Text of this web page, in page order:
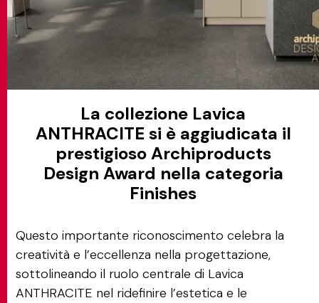
AREA RISERVATA
La collezione Lavica
ANTHRACITE si è aggiudicata il
prestigioso Archiproducts
Design Award nella categoria
Finishes
Questo importante riconoscimento celebra la
creatività e l’eccellenza nella progettazione,
sottolineando il ruolo centrale di Lavica
ANTHRACITE nel ridefinire l’estetica e le